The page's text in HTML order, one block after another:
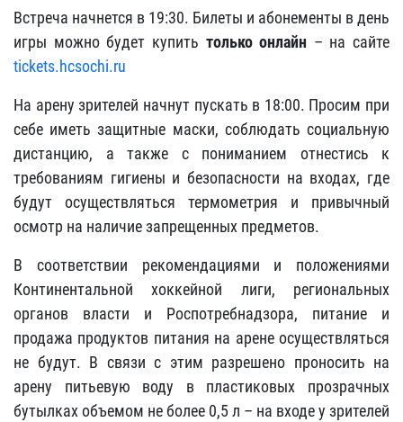
Встреча начнется в 19:30. Билеты и абонементы в день
игры можно будет купить только онлайн – на сайте
tickets.hcsochi.ru
На арену зрителей начнут пускать в 18:00. Просим при
себе иметь защитные маски, соблюдать социальную
дистанцию, а также с пониманием отнестись к
требованиям гигиены и безопасности на входах, где
будут осуществляться термометрия и привычный
осмотр на наличие запрещенных предметов.
В соответствии рекомендациями и положениями
Континентальной хоккейной лиги, региональных
органов власти и Роспотребнадзора, питание и
продажа продуктов питания на арене осуществляться
не будут. В связи с этим разрешено проносить на
арену питьевую воду в пластиковых прозрачных
бутылках объемом не более 0,5 л – на входе у зрителей